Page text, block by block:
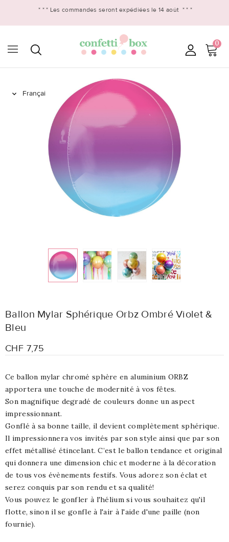
* * * Les commandes seront expédiées le 14 août * * *
0

Ballon Mylar Sphérique Orbz Ombré Violet &
Bleu
CHF 7,75
Ce ballon mylar chromé sphère en aluminium ORBZ
apportera une touche de modernité à vos fêtes.
Son magnifique degradé de couleurs donne un aspect
impressionnant.
Gonflé à sa bonne taille, il devient complètement sphérique.
Il impressionnera vos invités par son style ainsi que par son
effet métallisé étincelant. C’est le ballon tendance et original
qui donnera une dimension chic et moderne à la décoration
de tous vos évènements festifs. Vous adorez son éclat et
serez conquis par son rendu et sa qualité!
Vous pouvez le gonfler à l'hélium si vous souhaitez qu'il
flotte, sinon il se gonfle à l'air à l'aide d'une paille (non
fournie).